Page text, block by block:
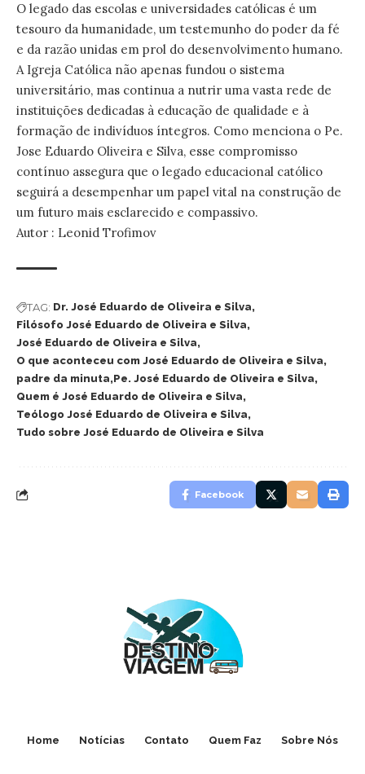
O legado das escolas e universidades católicas é um
tesouro da humanidade, um testemunho do poder da fé
e da razão unidas em prol do desenvolvimento humano.
A Igreja Católica não apenas fundou o sistema
universitário, mas continua a nutrir uma vasta rede de
instituições dedicadas à educação de qualidade e à
formação de indivíduos íntegros. Como menciona o Pe.
Jose Eduardo Oliveira e Silva, esse compromisso
contínuo assegura que o legado educacional católico
seguirá a desempenhar um papel vital na construção de
um futuro mais esclarecido e compassivo.
Autor : Leonid Trofimov
TAG: Dr. José Eduardo de Oliveira e Silva
Filósofo José Eduardo de Oliveira e Silva
José Eduardo de Oliveira e Silva
O que aconteceu com José Eduardo de Oliveira e Silva
padre da minuta Pe. José Eduardo de Oliveira e Silva
Quem é José Eduardo de Oliveira e Silva
Teólogo José Eduardo de Oliveira e Silva
Tudo sobre José Eduardo de Oliveira e Silva
Facebook
Home Notícias Contato Quem Faz Sobre Nós